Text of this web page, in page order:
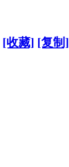
[收藏] [复制]